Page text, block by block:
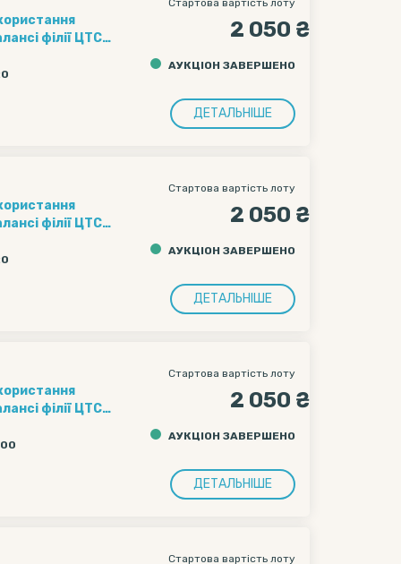
філії ЦТС
ціна
перевезення
Стартова вартість лоту
2 050 ₴
АУКЦІОН ЗАВЕРШЕНО
ДЕТАЛЬНІШЕ
філії ЦТС
ціна
перевезення
Стартова вартість лоту
2 050 ₴
АУКЦІОН ЗАВЕРШЕНО
ДЕТАЛЬНІШЕ
філії ЦТС
ціна
перевезення
Стартова вартість лоту
2 050 ₴
АУКЦІОН ЗАВЕРШЕНО
ДЕТАЛЬНІШЕ
Стартова вартість лоту